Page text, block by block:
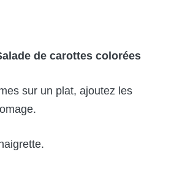
de carottes colorées
sur un plat, ajoutez les